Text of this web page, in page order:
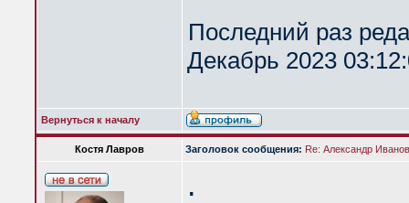
Последний раз
Декабрь 2023
Вернуться к началу
Костя Лавров Заголовок сообщения: Re: Александр
.